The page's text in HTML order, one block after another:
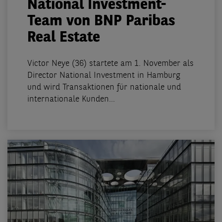
National Investment-
Team von BNP Paribas
Real Estate
Victor Neye (36) startete am 1. November als
Director National Investment in Hamburg
und wird Transaktionen für nationale und
internationale Kunden...